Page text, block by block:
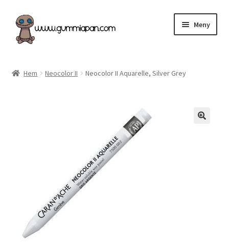
Hoppa
till
navigering
Hoppa
till
innehåll
Meny
Angel Policy
Hem Neocolor II Neocolor II Aquarelle, Silver Grey